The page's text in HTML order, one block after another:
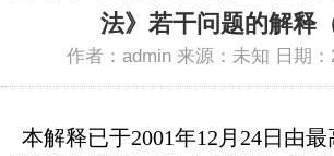
法》若干问题的解释
作者：admin 来源：未知 日期：
本解释已于2001年12月24日由